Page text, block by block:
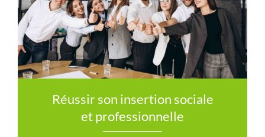
Réussir son insertion sociale
et professionnelle